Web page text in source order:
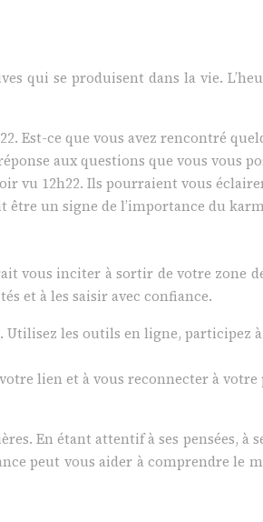
qui se produisent dans la vie.
Est-ce que vous avez rencontré
aux questions que vous vous
vu 12h22. Ils pourraient vous
un signe de l’importance du
vous inciter à sortir de votre zone
et à les saisir avec confiance.
les outils en ligne, participez
lien et à vous reconnecter à
En étant attentif à ses pensées,
peut vous aider à comprendre le